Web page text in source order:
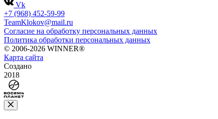
Vk
+7 (968) 452-59-99
TeamKlokov@mail.ru
Согласие на обработку персональных данных
Политика обработки персональных данных
© 2006-2026 WINNER®
Карта сайта
Создано
2018